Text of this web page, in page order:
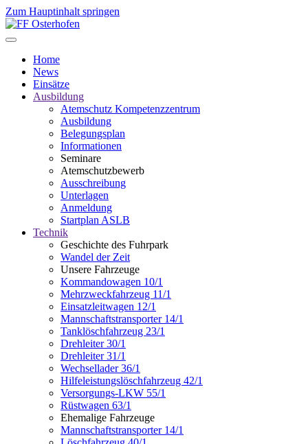
Zum Hauptinhalt springen
Home
News
Einsätze
Ausbildung
Atemschutz Kompetenzzentrum
Ausbildung
Belegungsplan
Informationen
Seminare
Atemschutzbewerb
Ausschreibung
Unterlagen
Anmeldung
Startplan ASLB
Technik
Geschichte des Fuhrpark
Wandel der Zeit
Unsere Fahrzeuge
Kommandowagen 10/1
Mehrzweckfahrzeug 11/1
Einsatzleitwagen 12/1
Mannschaftstransporter 14/1
Tanklöschfahrzeug 23/1
Drehleiter 30/1
Drehleiter 31/1
Wechsellader 36/1
Hilfeleistungslöschfahrzeug 42/1
Versorgungs-LKW 55/1
Rüstwagen 63/1
Ehemalige Fahrzeuge
Mannschaftstransporter 14/1